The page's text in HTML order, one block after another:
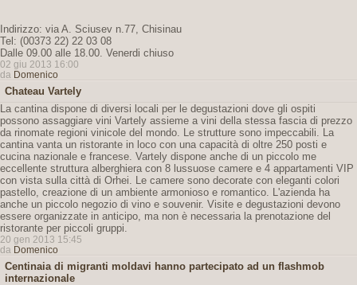
Indirizzo: via A. Sciusev n.77, Chisinau
Tel: (00373 22) 22 03 08
Dalle 09.00 alle 18.00. Venerdi chiuso
02 giu 2013 16:00
da Domenico
Chateau Vartely
La cantina dispone di diversi locali per le degustazioni dove gli ospiti
possono assaggiare vini Vartely assieme a vini della stessa fascia di prezzo
da rinomate regioni vinicole del mondo. Le strutture sono impeccabili. La
cantina vanta un ristorante in loco con una capacità di oltre 250 posti e
cucina nazionale e francese. Vartely dispone anche di un piccolo me
eccellente struttura alberghiera con 8 lussuose camere e 4 appartamenti VIP
con vista sulla città di Orhei. Le camere sono decorate con eleganti colori
pastello, creazione di un ambiente armonioso e romantico. L'azienda ha
anche un piccolo negozio di vino e souvenir. Visite e degustazioni devono
essere organizzate in anticipo, ma non è necessaria la prenotazione del
ristorante per piccoli gruppi.
20 gen 2013 15:45
da Domenico
Centinaia di migranti moldavi hanno partecipato ad un flashmob
internazionale